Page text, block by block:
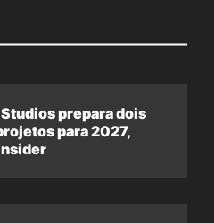
prepara dois
para 2027,